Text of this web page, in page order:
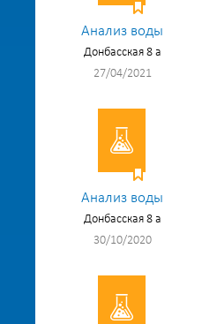
Анализ воды
Донбасская 8 а
27/04/2021
Анализ воды
Донбасская 8 а
30/10/2020